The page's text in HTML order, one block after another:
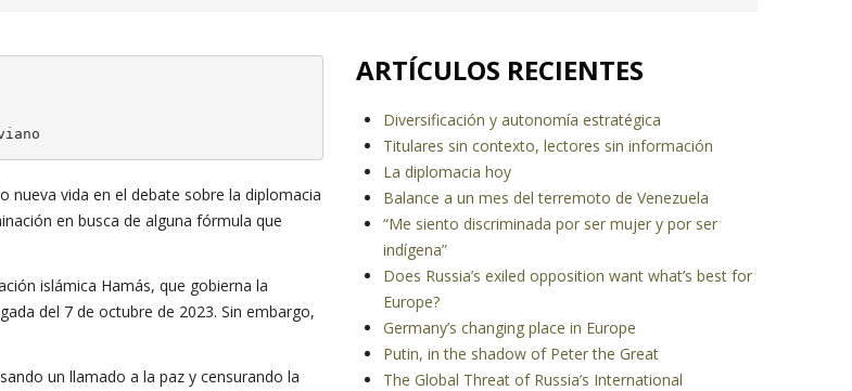
nueva vida en el debate sobre la diplomacia
en busca de alguna fórmula que
islámica Hamás, que gobierna la
del 7 de octubre de 2023. Sin embargo,
un llamado a la paz y censurando la
ARTÍCULOS RECIENTES
Diversificación y autonomía estratégica
Titulares sin contexto, lectores sin información
La diplomacia hoy
Balance a un mes del terremoto de Venezuela
“Me siento discriminada por ser mujer y por ser
indígena”
Does Russia’s exiled opposition want what’s best for
Europe?
Germany’s changing place in Europe
Putin, in the shadow of Peter the Great
The Global Threat of Russia’s International